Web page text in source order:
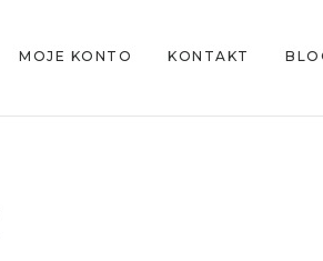
MOJE KONTO KONTAKT